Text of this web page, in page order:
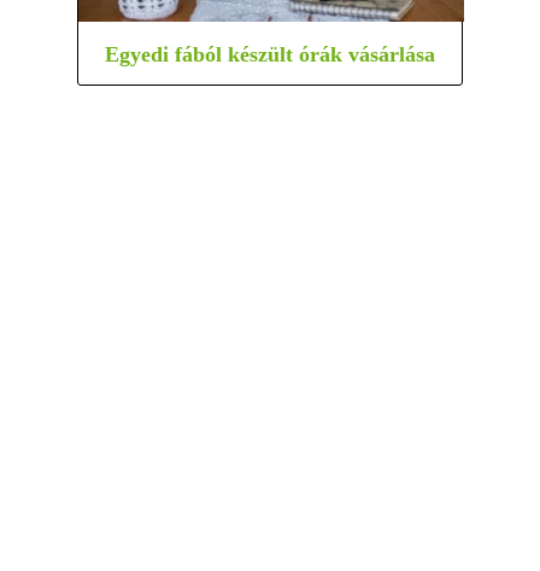
Egyedi fából készült órák vásárlása